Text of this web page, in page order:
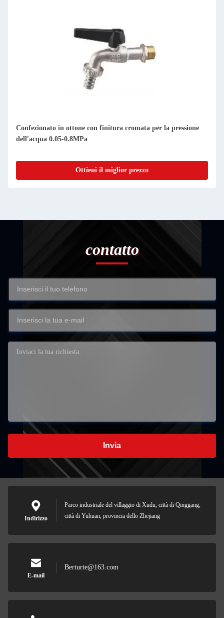
Confezionato in ottone con finitura cromata per la pressione
dell'acqua 0.05-0.8MPa
Ottieni il miglior prezzo
contatto
Invia
Indirizzo
Parco industriale del villaggio di Xudu, città di Qinggang,
città di Yuhuan, provincia dello Zhejiang
E-mail
Berturte@163.com